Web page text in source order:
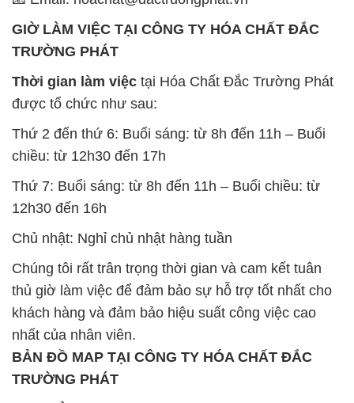
ĐỊA CHỈ: 1229C Quốc lộ 1A, Phường Bình Trị
Đông B, Quận Bình Tân, Sài Gòn TP. Hồ Chí
SẢN PHẨM TƯƠNG TỰ